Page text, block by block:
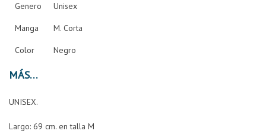
Genero Unisex
Manga M. Corta
Color Negro
MÁS
UNISEX.
Largo: 69 cm. en talla M